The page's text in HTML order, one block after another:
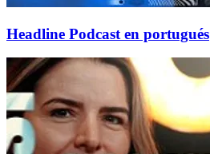
Headline Podcast en portugués